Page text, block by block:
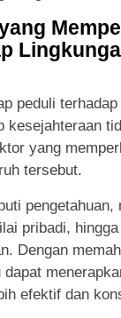
peduli
kesejahteraan
yang
tersebut.
pengetahuan,
pribadi,
Dengan
efektif dan